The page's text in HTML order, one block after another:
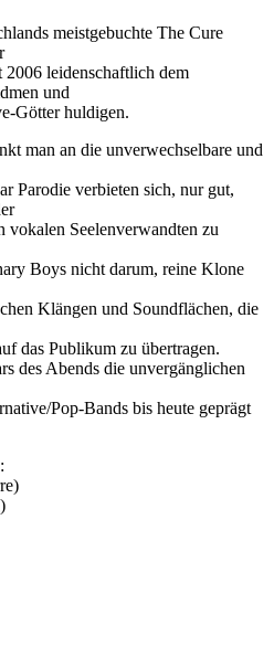
meistgebuchte The Cure
leidenschaftlich dem
und
Götter huldigen.
man an die unverwechselbare und
Parodie verbieten sich, nur gut,
Seelenverwandten zu
Boys nicht darum, reine Klone
Klängen und Soundflächen, die
das Publikum zu übertragen.
des Abends die unvergänglichen
Pop-Bands bis heute geprägt